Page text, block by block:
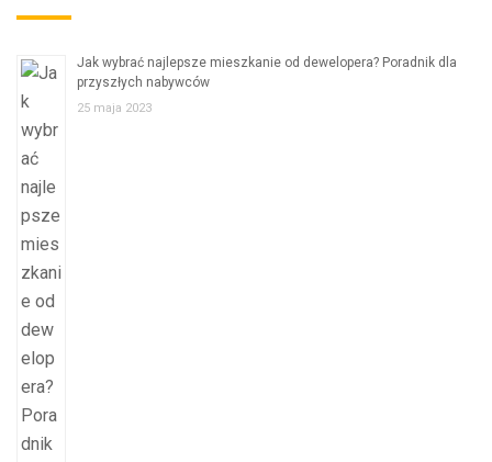
Jak wybrać najlepsze mieszkanie od dewelopera? Poradnik dla
przyszłych nabywców
25 maja 2023